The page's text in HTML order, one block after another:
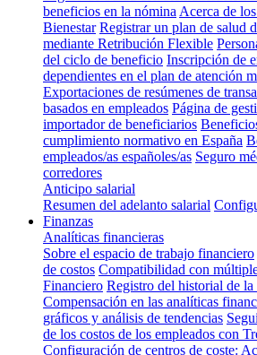
beneficios en la nómina Acerca de
Bienestar Registrar un plan de salud
mediante Retribución Flexible
del ciclo de beneficio Inscripción de
dependientes en el plan de atención
Exportaciones de resúmenes de
basados en empleados Página de
importador de beneficiarios
cumplimiento normativo en España
empleados/as españoles/as Seguro
corredores
Anticipo salarial
Resumen del adelanto salarial
Finanzas
Analíticas financieras
Sobre el espacio de trabajo financiero
de costos Compatibilidad con
Financiero Registro del historial de la
Compensación en las analíticas
gráficos y análisis de tendencias
de los costos de los empleados con
Configuración de centros de coste: